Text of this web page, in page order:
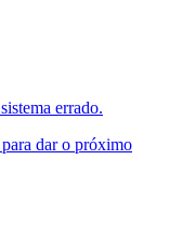
errado.
dar o próximo